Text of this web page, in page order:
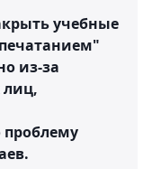
учебные
из-за
лиц,
проблему